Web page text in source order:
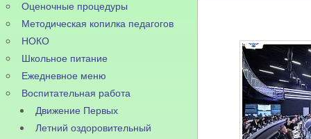
Оценочные процедуры
Методическая копилка педагогов
НОКО
Школьное питание
Ежедневное меню
Воспитательная работа
Движение Первых
Летний оздоровительный